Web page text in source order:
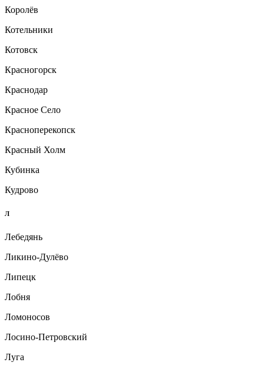
Королёв
Котельники
Котовск
Красногорск
Краснодар
Красное Село
Красноперекопск
Красный Холм
Кубинка
Кудрово
Л
Лебедянь
Ликино-Дулёво
Липецк
Лобня
Ломоносов
Лосино-Петровский
Луга